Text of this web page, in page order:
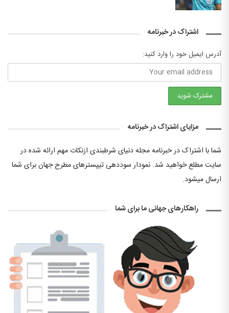
اشتراک در خبرنامه
آدرس ایمیل خود را وارد کنید:
مزایای اشتراک در خبرنامه
شما با اشتراک در خبرنامه مجله دنیای شرطبندی ازنکات مهم ارائه شده در
سایت مطلع خواهید شد. نمودار سوددهی تیپسترهای مطرح جهان برای شما
ارسال میشود.
راهکارهای جهانی ما برای شما